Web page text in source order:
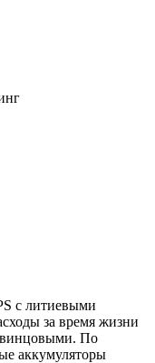
с литиевыми
за время жизни
По
аккумуляторы